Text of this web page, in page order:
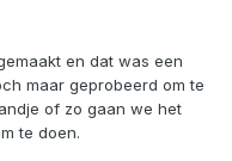
en dat was een
maar geprobeerd om te
of zo gaan we het
te doen.